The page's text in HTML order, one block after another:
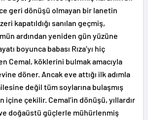
geri dönüşü olmayan bir lanetin
kapatıldığı sanılan geçmiş,
ardından yeniden gün yüzüne
boyunca babası Rıza’yı hiç
Cemal, köklerini bulmak amacıyla
döner. Ancak eve attığı ilk adımla
değil tüm soylarına bulaşmış
içine çekilir. Cemal’in dönüşü, yıllardır
ve doğaüstü güçlerle mühürlenmiş